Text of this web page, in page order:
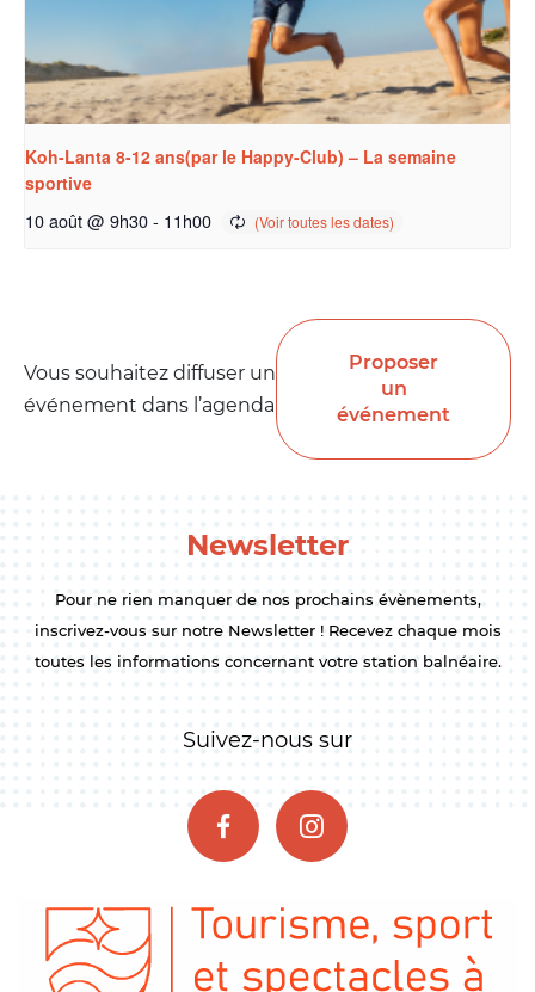
Koh-Lanta 8-12 ans(par le Happy-Club) – La semaine
sportive
10 août @ 9h30- 11h00
Vous souhaitez diffuser un
événement dans l’agenda
Proposer
un
événement
Newsletter
Pour ne rien manquer de nos prochains évènements,
inscrivez-vous sur notre Newsletter ! Recevez chaque mois
toutes les informations concernant votre station balnéaire.
Suivez-nous sur